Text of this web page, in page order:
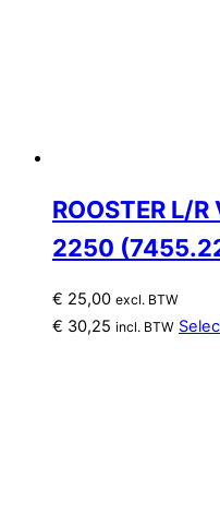
ROOSTER L/
2250
€ 25,00 excl. BTW
€ 30,25 incl. BTW